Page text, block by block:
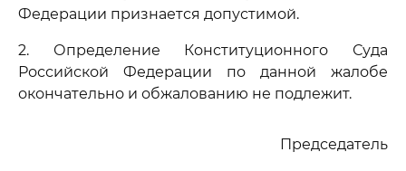
Федерации признается допустимой.
2. Определение Конституционного Суда
Российской Федерации по данной жалобе
окончательно и обжалованию не подлежит.
Председатель